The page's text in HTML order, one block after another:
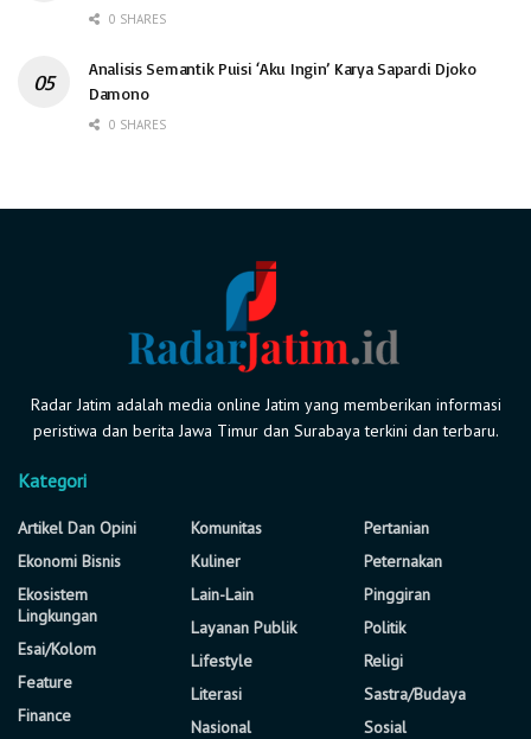
0 SHARES
Analisis Semantik Puisi ‘Aku Ingin’ Karya Sapardi Djoko
Damono
0 SHARES
Radar Jatim adalah media online Jatim yang memberikan informasi
peristiwa dan berita Jawa Timur dan Surabaya terkini dan terbaru.
Kategori
Artikel Dan Opini
Ekonomi Bisnis
Ekosistem
Lingkungan
Esai/Kolom
Feature
Finance
Komunitas
Kuliner
Lain-Lain
Layanan Publik
Lifestyle
Literasi
Nasional
Pertanian
Peternakan
Pinggiran
Politik
Religi
Sastra/Budaya
Sosial